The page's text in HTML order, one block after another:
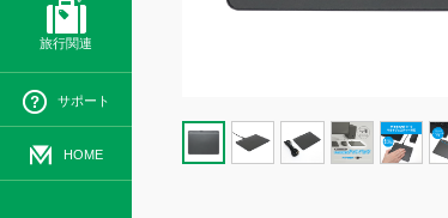
旅行関連
サポート
HOME